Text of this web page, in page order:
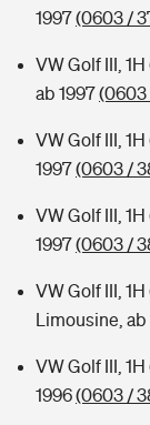
1997(0603 /
VW Golf III,
ab 1997(0603
VW Golf III,
1997(0603 /
VW Golf III,
1997(0603 /
VW Golf III,
Limousine, ab
VW Golf III,
1996(0603 /